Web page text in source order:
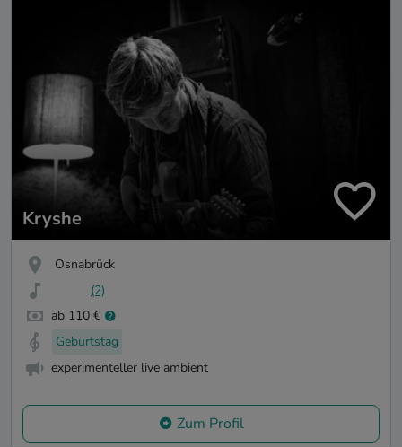
Kryshe
Osnabrück
(2)
ab 110 €
Geburtstag
experimenteller live ambient
Zum Profil